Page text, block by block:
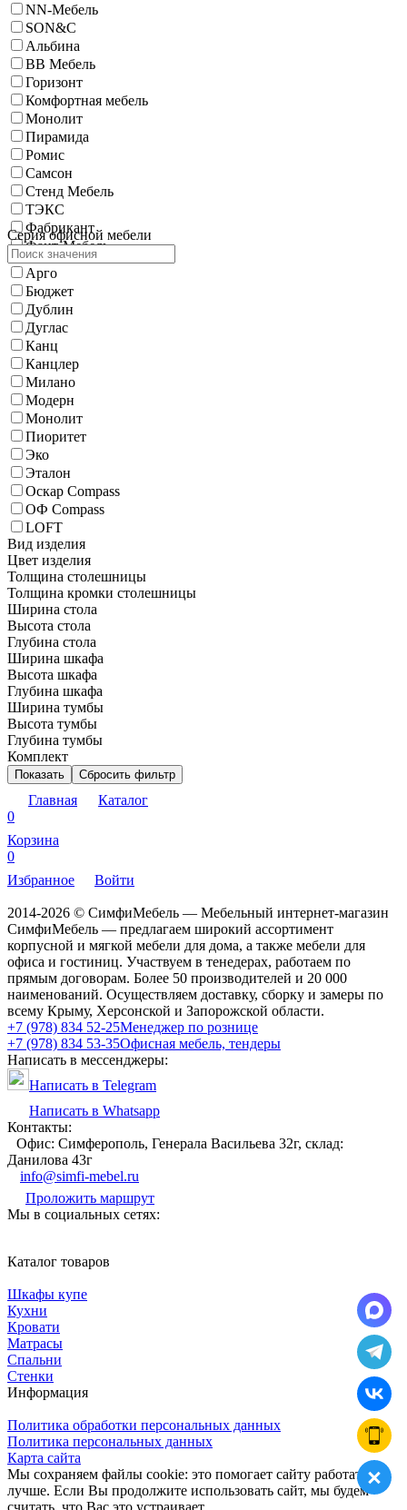
NN-Мебель
SON&C
Альбина
ВВ Мебель
Горизонт
Комфортная мебель
Монолит
Пирамида
Ромис
Самсон
Стенд Мебель
ТЭКС
Фабрикант
Фант-Мебель
Серия офисной мебели
Арго
Бюджет
Дублин
Дуглас
Канц
Канцлер
Милано
Модерн
Монолит
Пиоритет
Эко
Эталон
Оскар Compass
ОФ Compass
LOFT
Вид изделия
Цвет изделия
Толщина столешницы
Толщина кромки столешницы
Ширина стола
Высота стола
Глубина стола
Ширина шкафа
Высота шкафа
Глубина шкафа
Ширина тумбы
Высота тумбы
Глубина тумбы
Комплект
Показать Сбросить фильтр
Главная
Каталог
0
Корзина
0
Избранное
Войти
2014-2026 © СимфиМебель — Мебельный интернет-магазин
СимфиМебель — предлагаем широкий ассортимент
корпусной и мягкой мебели для дома, а также мебели для
офиса и гостиниц. Участвуем в тенедерах, работаем по
прямым договорам. Более 50 производителей и 20 000
наименований. Осуществляем доставку, сборку и замеры по
всему Крыму, Херсонской и Запорожской области.
+7 (978) 834 52-25Менеджер по рознице
+7 (978) 834 53-35Офисная мебель, тендеры
Написать в мессенджеры:
Написать в Telegram
Написать в Whatsapp
Контакты:
Офис: Симферополь, Генерала Васильева 32г, склад:
Данилова 43г
info@simfi-mebel.ru
Проложить маршрут
Мы в социальных сетях:
Каталог товаров
Шкафы купе
Кухни
Кровати
Матрасы
Cпальни
Стенки
Информация
Политика обработки персональных данных
Политика персональных данных
Карта сайта
Мы сохраняем файлы cookie: это помогает сайту работать
лучше. Если Вы продолжите использовать сайт, мы будем
считать, что Вас это устраивает.